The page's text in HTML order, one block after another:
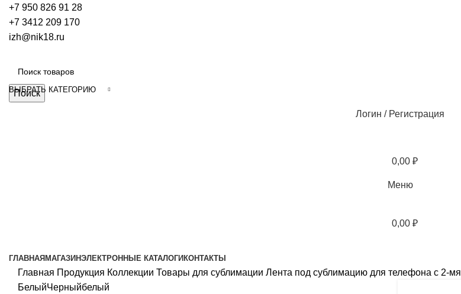
+7 950 826 91 28
+7 3412 209 170
izh@nik18.ru
ВЫБРАТЬ КАТЕГОРИЮ
Поиск
Логин / Регистрация
0,00 ₽
Меню
0,00 ₽
ГЛАВНАЯ МАГАЗИНЭЛЕКТРОННЫЕ КАТАЛОГИ КОНТАКТЫ
Главная Продукция Коллекции Товары для сублимации Лента под сублимацию для телефона с 2-
БелыйЧерныйбелый